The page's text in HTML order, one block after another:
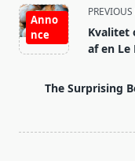
<span
class="nav-
subtitle
reader-
Anno
nce
Kvalitet
af en
The Surprising